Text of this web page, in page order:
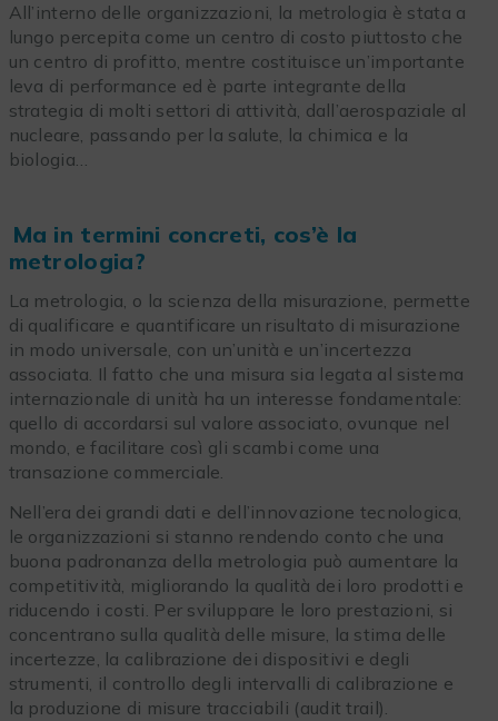
All’interno delle organizzazioni, la metrologia è stata a
lungo percepita come un centro di costo piuttosto che
un centro di profitto, mentre costituisce un’importante
leva di performance ed è parte integrante della
strategia di molti settori di attività, dall’aerospaziale al
nucleare, passando per la salute, la chimica e la
biologia…
Ma in termini concreti, cos’è la
metrologia?
La metrologia, o la scienza della misurazione, permette
di qualificare e quantificare un risultato di misurazione
in modo universale, con un’unità e un’incertezza
associata. Il fatto che una misura sia legata al sistema
internazionale di unità ha un interesse fondamentale:
quello di accordarsi sul valore associato, ovunque nel
mondo, e facilitare così gli scambi come una
transazione commerciale.
Nell’era dei grandi dati e dell’innovazione tecnologica,
le organizzazioni si stanno rendendo conto che una
buona padronanza della metrologia può aumentare la
competitività, migliorando la qualità dei loro prodotti e
riducendo i costi. Per sviluppare le loro prestazioni, si
concentrano sulla qualità delle misure, la stima delle
incertezze, la calibrazione dei dispositivi e degli
strumenti, il controllo degli intervalli di calibrazione e
la produzione di misure tracciabili (audit trail).